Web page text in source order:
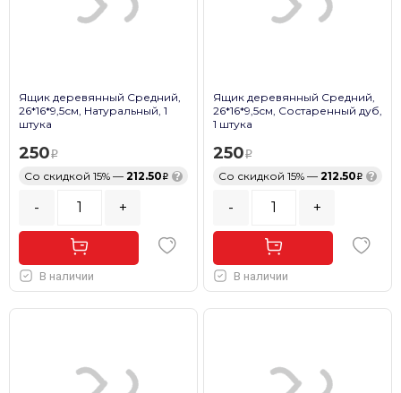
Ящик деревянный Средний,
26*16*9,5см, Натуральный, 1
штука
250
Со скидкой 15% — 212.50 ?
- +
В наличии
Ящик деревянный Средний,
26*16*9,5см, Состаренный дуб,
1 штука
250
Со скидкой 15% — 212.50 ?
- +
В наличии